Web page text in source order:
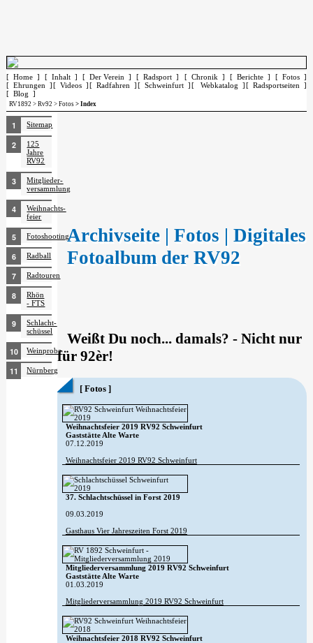
[ Home ] [ Inhalt ] [ Der Verein ] [ Radsport ] [ Chronik ] [ Berichte ]
[ Fotos ]
[ Ehrungen ][ Videos ][ Radfahren ][ Schweinfurt ][ Webkatalog ][ Radsportseiten ]
[ Blog ]
RV1892 >Rv92 >Fotos > Index
Sitemap
125
Jahre
RV92
Mitglieder­
versammlung
Weihnachts­
feier
Fotoshooting
Radball
Radtouren
Rhön
- FTS
Schlacht­
schüssel
Weinprobe
Nürnberg
Archivseite | Fotos | Digitales
Fotoalbum der RV92
Weißt Du noch... damals? - Nicht nur
für 92èr!
[ Fotos ]
Weihnachtsfeier 2019 RV92 Schweinfurt
Gaststätte Alte Warte
07.12.2019
Weihnachtsfeier 2019 RV92 Schweinfurt
37. Schlachtschüssel in Forst 2019
09.03.2019
Gasthaus Vier Jahreszeiten Forst 2019
Mitgliederversammlung 2019 RV92 Schweinfurt
Gaststätte Alte Warte
01.03.2019
Mitgliederversammlung 2019 RV92 Schweinfurt
Weihnachtsfeier 2018 RV92 Schweinfurt